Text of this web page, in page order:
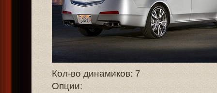
Кол-во динамиков: 7
Опции: